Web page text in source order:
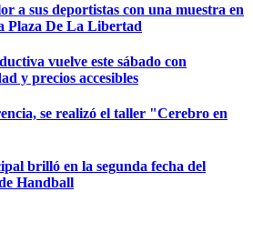
a sus deportistas con una muestra en
Plaza De La Libertad
vuelve este sábado con
y precios accesibles
se realizó el taller "Cerebro en
brilló en la segunda fecha del
Handball